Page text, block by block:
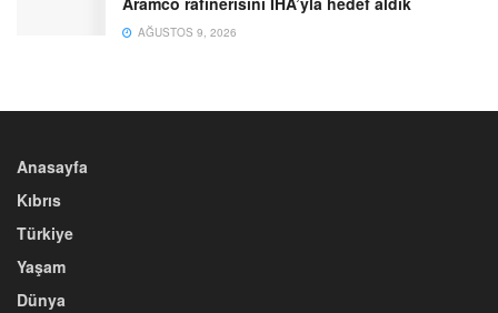
AĞUSTOS 9, 2026
Anasayfa
Kıbrıs
Türkiye
Yaşam
Dünya